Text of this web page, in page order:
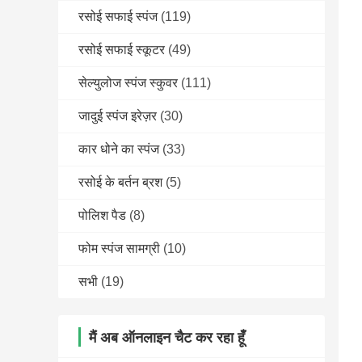
रसोई सफाई स्पंज (119)
रसोई सफाई स्कूटर (49)
सेल्युलोज स्पंज स्कुवर (111)
जादुई स्पंज इरेज़र (30)
कार धोने का स्पंज (33)
रसोई के बर्तन ब्रश (5)
पोलिश पैड (8)
फोम स्पंज सामग्री (10)
सभी (19)
मैं अब ऑनलाइन चैट कर रहा हूँ